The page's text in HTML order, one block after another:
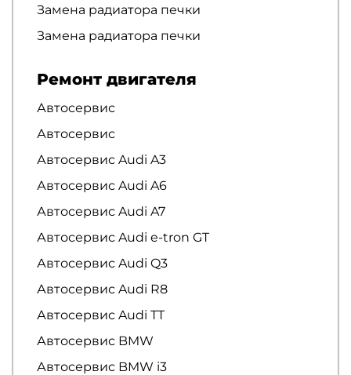
Замена радиатора печки
Замена радиатора печки
Ремонт двигателя
Автосервис
Автосервис
Автосервис Audi A3
Автосервис Audi A6
Автосервис Audi A7
Автосервис Audi e-tron GT
Автосервис Audi Q3
Автосервис Audi R8
Автосервис Audi TT
Автосервис BMW
Автосервис BMW i3